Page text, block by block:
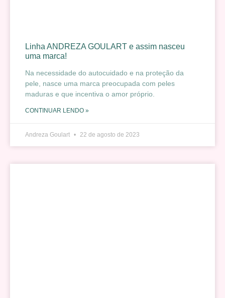
Linha ANDREZA GOULART e assim nasceu
uma marca!
Na necessidade do autocuidado e na proteção da
pele, nasce uma marca preocupada com peles
maduras e que incentiva o amor próprio.
CONTINUAR LENDO »
Andreza Goulart 22 de agosto de 2023